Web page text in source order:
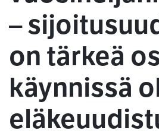
–
on tärkeä
käynnissä